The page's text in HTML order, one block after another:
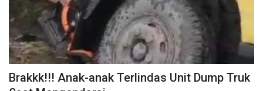
Brakkk!!! Anak-anak Terlindas Unit Dump Truk